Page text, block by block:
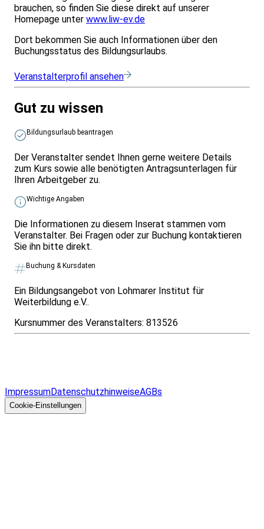
brauchen, so finden Sie diese direkt auf unserer
Homepage unter www.liw-ev.de
Dort bekommen Sie auch Informationen über den
Buchungsstatus des Bildungsurlaubs.
Veranstalterprofil ansehen
Gut zu wissen
Bildungsurlaub beantragen
Der Veranstalter sendet Ihnen gerne weitere Details
zum Kurs sowie alle benötigten Antragsunterlagen für
Ihren Arbeitgeber zu.
Wichtige Angaben
Die Informationen zu diesem Inserat stammen vom
Veranstalter. Bei Fragen oder zur Buchung kontaktieren
Sie ihn bitte direkt.
Buchung & Kursdaten
Ein Bildungsangebot von Lohmarer Institut für
Weiterbildung e.V..
Kursnummer des Veranstalters: 813526
ImpressumDatenschutzhinweiseAGBs
Cookie-Einstellungen